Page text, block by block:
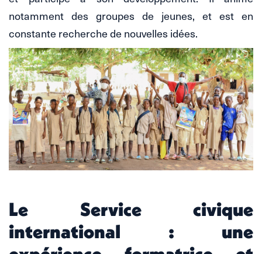
notamment des groupes de jeunes, et est en
constante recherche de nouvelles idées.
Le Service civique
international : une